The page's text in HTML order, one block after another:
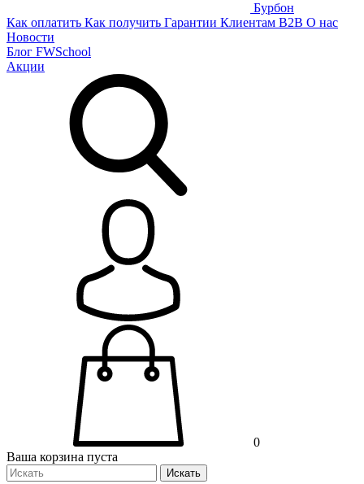
Бурбон
Как оплатить Как получить Гарантии Клиентам B2B О нас
Новости
Блог FWSchool
Акции
0
Ваша корзина пуста
Искать